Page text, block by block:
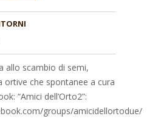
allo scambio di semi,
ortive che spontanee a cura
“Amici dell’Orto2”:
groups/amicidellortodue/